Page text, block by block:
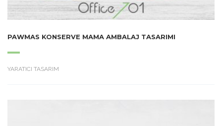
PAWMAS KONSERVE MAMA AMBALAJ TASARIMI
YARATICI TASARIM